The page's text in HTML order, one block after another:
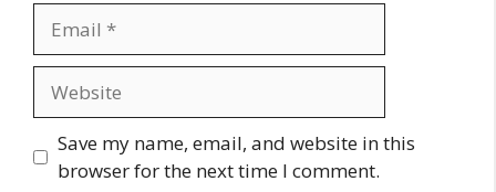
Save my name, email, and website in this
browser for the next time I comment.